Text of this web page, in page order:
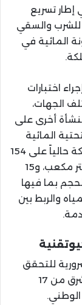
تسريع
للشرب والسقي
المائية في
اختبارات
مختلف الجهات،
التصميم ومتابعة التنفيذ لـ 69 منشأة أخرى على
المائية
بالمغرب كأولوية وطنية، حيث تتوفر المملكة حالياً على 154
سداً كبيراً بطاقة استيعابية تبلغ 20 مليار متر مكعب، و15
سداً صغير الحجم بما فيها
لنقل المياه والربط بين
للتحقق
من الأساسات ومواد البناء، تتقاسم جهة الشرق من 17
الوطني.